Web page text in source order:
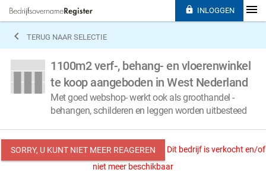
 TERUG NAAR SELECTIE
1100m2 verf-, behang- en vloerenwinkel
te koop aangeboden in West Nederland
Met goed webshop- werkt ook als groothandel -
behangen, schilderen en leggen worden uitbesteed
SORRY, U KUNT NIET MEER REAGEREN
Dit bedrijf is verkocht en/of
niet meer beschikbaar
 INLOGGEN